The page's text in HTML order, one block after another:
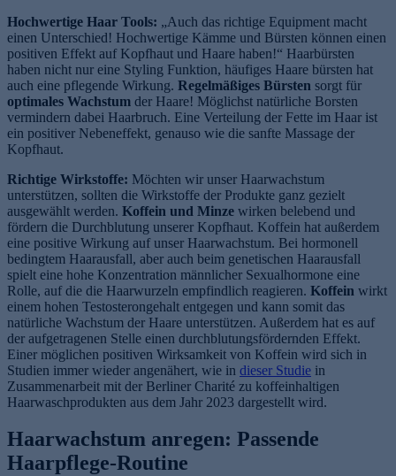
Hochwertige Haar Tools: „Auch das richtige Equipment macht
einen Unterschied! Hochwertige Kämme und Bürsten können einen
positiven Effekt auf Kopfhaut und Haare haben!“ Haarbürsten
haben nicht nur eine Styling Funktion, häufiges Haare bürsten hat
auch eine pflegende Wirkung. Regelmäßiges Bürsten sorgt für
optimales Wachstum der Haare! Möglichst natürliche Borsten
vermindern dabei Haarbruch. Eine Verteilung der Fette im Haar ist
ein positiver Nebeneffekt, genauso wie die sanfte Massage der
Kopfhaut.
Richtige Wirkstoffe: Möchten wir unser Haarwachstum
unterstützen, sollten die Wirkstoffe der Produkte ganz gezielt
ausgewählt werden. Koffein und Minze wirken belebend und
fördern die Durchblutung unserer Kopfhaut. Koffein hat außerdem
eine positive Wirkung auf unser Haarwachstum. Bei hormonell
bedingtem Haarausfall, aber auch beim genetischen Haarausfall
spielt eine hohe Konzentration männlicher Sexualhormone eine
Rolle, auf die die Haarwurzeln empfindlich reagieren. Koffein wirkt
einem hohen Testosterongehalt entgegen und kann somit das
natürliche Wachstum der Haare unterstützen. Außerdem hat es auf
der aufgetragenen Stelle einen durchblutungsfördernden Effekt.
Einer möglichen positiven Wirksamkeit von Koffein wird sich in
Studien immer wieder angenähert, wie in dieser Studie in
Zusammenarbeit mit der Berliner Charité zu koffeinhaltigen
Haarwaschprodukten aus dem Jahr 2023 dargestellt wird.
Haarwachstum anregen: Passende
Haarpflege-Routine